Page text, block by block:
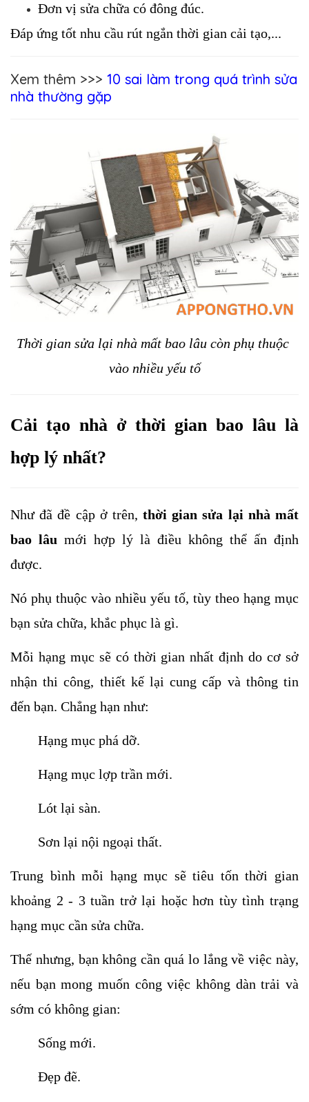
Đơn vị sửa chữa có đông đúc.
Đáp ứng tốt nhu cầu rút ngắn thời gian cải tạo,...
Xem thêm >>> 10 sai làm trong quá trình sửa
nhà thường gặp
Thời gian sửa lại nhà mất bao lâu còn phụ thuộc
vào nhiều yếu tố
Cải tạo nhà ở thời gian bao lâu là
hợp lý nhất?
Như đã đề cập ở trên, thời gian sửa lại nhà mất
bao lâu mới hợp lý là điều không thể ấn định
được.
Nó phụ thuộc vào nhiều yếu tố, tùy theo hạng mục
bạn sửa chữa, khắc phục là gì.
Mỗi hạng mục sẽ có thời gian nhất định do cơ sở
nhận thi công, thiết kế lại cung cấp và thông tin
đến bạn. Chẳng hạn như:
Hạng mục phá dỡ.
Hạng mục lợp trần mới.
Lót lại sàn.
Sơn lại nội ngoại thất.
Trung bình mỗi hạng mục sẽ tiêu tốn thời gian
khoảng 2 - 3 tuần trở lại hoặc hơn tùy tình trạng
hạng mục cần sửa chữa.
Thế nhưng, bạn không cần quá lo lắng về việc này,
nếu bạn mong muốn công việc không dàn trải và
sớm có không gian:
Sống mới.
Đẹp đẽ.